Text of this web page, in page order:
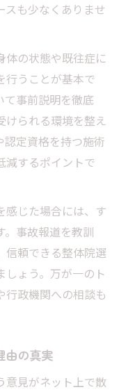
見る選び方の基
全性と説明力
情報の活用法
び注意点の解説
スも少なくありませ
体の状態や既往症に
行うことが基本で
て事前説明を徹底
けられる環境を整え
認定資格を持つ施術
減するポイントで
感じた場合には、す
。事故報道を教訓
信頼できる整体院選
しょう。万が一のト
行政機関への相談も
由の真実
意見がネット上で散